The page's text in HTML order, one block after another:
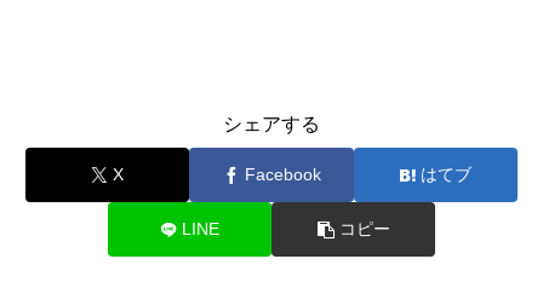
シェアする
X Facebook はてブ
LINE コピー